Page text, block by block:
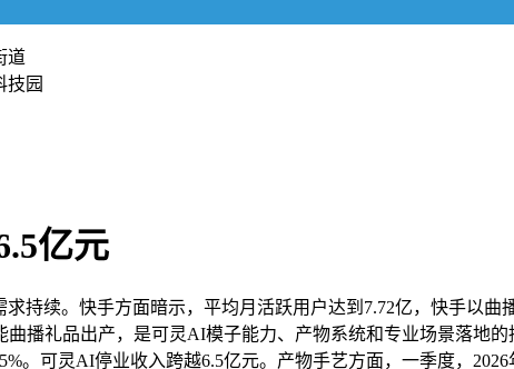
道
技园
亿元
续。快手方面暗示，平均月活跃用户达到7.72亿，快手以曲
播礼品出产，是可灵AI模子能力、产物系统和专业场景落地
。可灵AI停业收入跨越6.5亿元。产物手艺方面，一季度，